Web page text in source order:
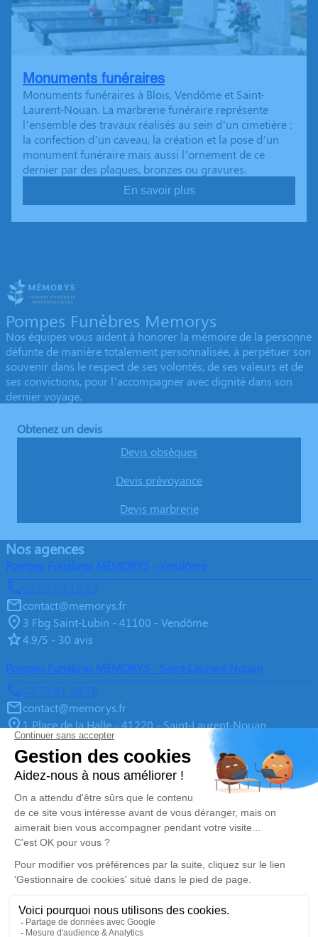
Monuments funéraires
Monuments funéraires à Blois, Vendôme et Saint-
Laurent-Nouan. La marbrerie funéraire représente
l’ensemble des travaux réalisés au sein d’un cimetière :
la confection d’un caveau, la création et la pose d’un
monument funéraire mais aussi l’ornement de ce
dernier par des plaques, bronzes ou gravures.
En savoir plus
Pompes Funèbres Memorys
Nos équipes vous aident à honorer la mémoire de la personne
défunte de manière totalement personnalisée, à perpétuer son
souvenir dans le respect de ses volontés, de ses valeurs et de
ses convictions, pour l’accompagner avec dignité dans son
dernier voyage.
Obtenez un devis
Devis obsèques
Devis prévoyance
Devis marbrerie
Nos agences
Pompes Funèbres MÉMORYS - Vendôme
02 57 54 15 23
contact@memorys.fr
3 Fbg Saint-Lubin - 41100 - Vendôme
4.9/5 - 30 avis
Pompes Funèbres MÉMORYS - Saint-Laurent-Nouan
02 79 81 38 78
contact@memorys.fr
1 Place de la Halle - 41220 - Saint-Laurent-Nouan
4.9/5 - 10 avis
Pompes Funèbres MEMORYS à Blois
02 55 02 46 67
contact@memorys.fr
3 Boulevard de l'Industrie - 41000 - Blois
5/5 - 81 avis
Nos Services
Organiser des Obsèques
Démarches Post Obsèques
Liens utiles
À propos de Memorys
agence